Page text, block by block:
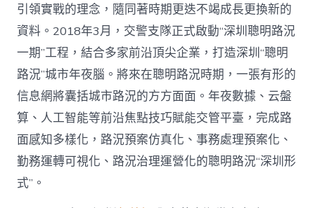
引領實戰的理念，隨同著時期更迭不竭成長更換新的
資料。2018年3月，交警支隊正式啟動“深圳聰明路況
一期”工程，結合多家前沿頂尖企業，打造深圳“聰明
路況”城市年夜腦。將來在聰明路況時期，一張有形的
信息網將囊括城市路況的方方面面。年夜數據、云盤
算、人工智能等前沿焦點技巧賦能交管平臺，完成路
面感知多樣化，路況預案仿真化、事務處理預案化、
勤務運轉可視化、路況治理運營化的聰明路況“深圳形
式”。